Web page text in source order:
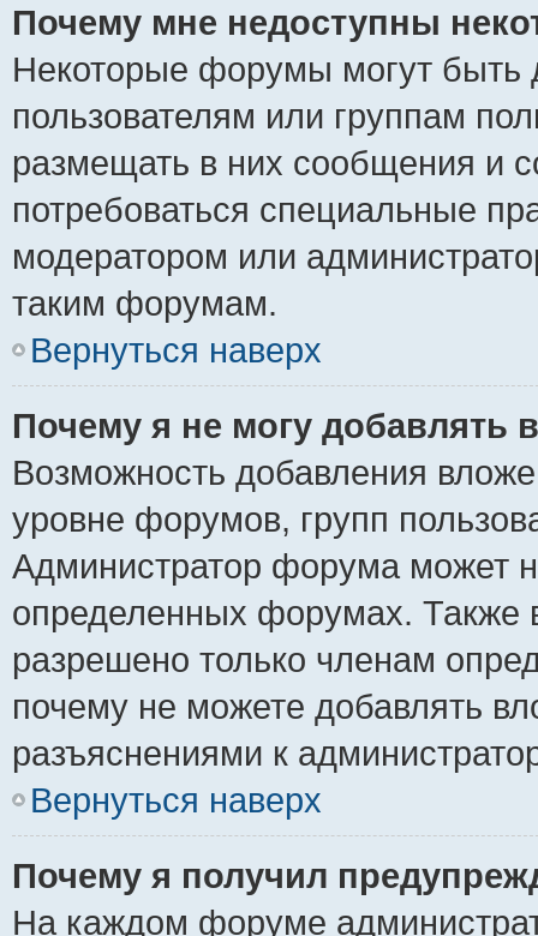
Почему мне недоступны
Некоторые форумы могут быть
пользователям или группам
размещать в них сообщения и
потребоваться специальные
модератором или
таким форумам.
Вернуться наверх
Почему я не могу добавлять
Возможность добавления
уровне форумов, групп
Администратор форума может
определенных форумах. Также
разрешено только членам
почему не можете добавлять
разъяснениями к
Вернуться наверх
Почему я получил
На каждом форуме